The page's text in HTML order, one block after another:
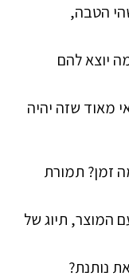
הטבה,
יוצא להם
מאוד שזה יהיה
זמן? תמורת
המוצר, תיוג של
נותנת?